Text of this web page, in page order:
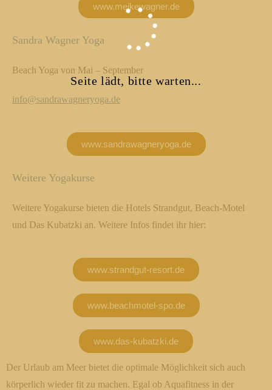
Seite lädt, bitte warten...
www.meikewagner.de
Sandra Wagner Yoga
Beach Yoga von Mai – September
info@sandrawagneryoga.de
www.sandrawagneryoga.de
Weitere Yogakurse
Weitere Yogakurse bieten die Hotels Strandgut, Beach-Motel
und Das Kubatzki an. Weitere Infos findet ihr hier:
www.strandgut-resort.de
www.beachmotel-spo.de
www.das-kubatzki.de
Der Urlaub am Meer bietet die optimale Möglichkeit sich auch
körperlich wieder fit zu machen. Egal ob Aquafitness in der